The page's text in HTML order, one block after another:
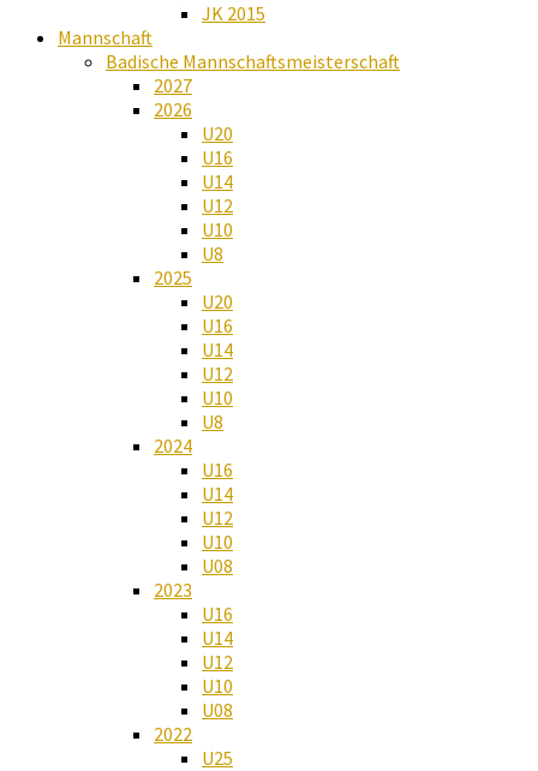
JK 2015
Mannschaft
Badische Mannschaftsmeisterschaft
2027
2026
U20
U16
U14
U12
U10
U8
2025
U20
U16
U14
U12
U10
U8
2024
U16
U14
U12
U10
U08
2023
U16
U14
U12
U10
U08
2022
U25